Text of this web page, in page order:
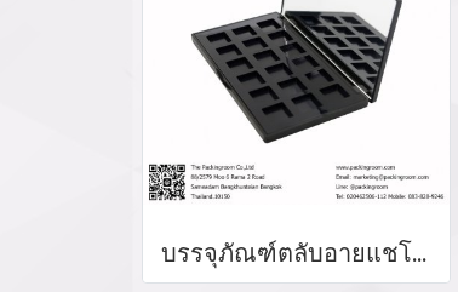
บรรจุภัณฑ์ตลับอายแชโดว์ Eyeshadow package บรรจุภัณฑ์เครื่องสำอาง